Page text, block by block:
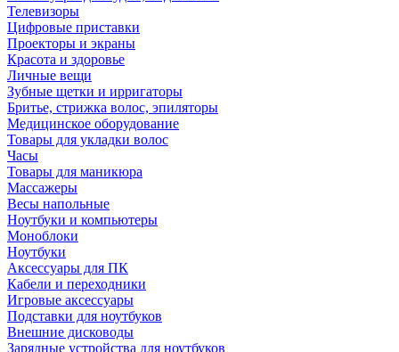
Телевизоры
Цифровые приставки
Проекторы и экраны
Красота и здоровье
Личные вещи
Зубные щетки и ирригаторы
Бритье, стрижка волос, эпиляторы
Медицинское оборудование
Товары для укладки волос
Часы
Товары для маникюра
Массажеры
Весы напольные
Ноутбуки и компьютеры
Моноблоки
Ноутбуки
Аксессуары для ПК
Кабели и переходники
Игровые аксессуары
Подставки для ноутбуков
Внешние дисководы
Зарядные устройства для ноутбуков